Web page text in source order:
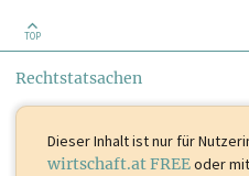
TOP
Rechtstatsachen
Dieser Inhalt istnur für
wirtschaft.at FREEoder mit